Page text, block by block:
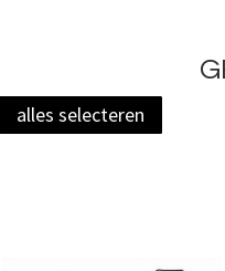
alles selecteren